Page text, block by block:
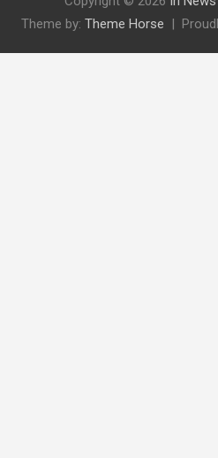
Theme by: Theme Horse